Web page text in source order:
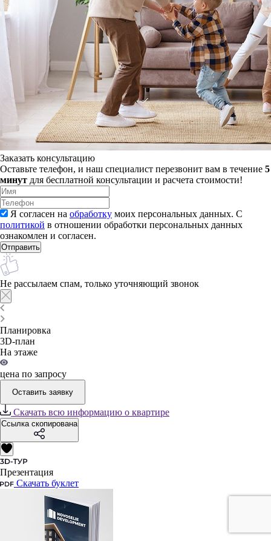
Заказать консультацию
Оставьте телефон, и наш специалист перезвонит вам в течение 5
минут для бесплатной консультации и расчета стоимости!
Я согласен на обработку моих персональных данных. С
политикой в отношении обработки персональных данных
ознакомлен и согласен.
Не рассылаем спам, только уточняющий звонок
Планировка
3D-план
На этаже
цена по запросу
Оставить заявку
Скачать всю информацию о квартире
Ссылка скопирована
Презентация
Скачать буклет